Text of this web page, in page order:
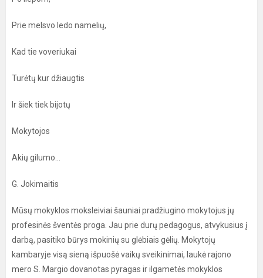
Prie melsvo ledo namelių,
Kad tie voveriukai
Turėtų kur džiaugtis
Ir šiek tiek bijotų
Mokytojos
Akių gilumo...
G. Jokimaitis
Mūsų mokyklos moksleiviai šauniai pradžiugino mokytojus jų
profesinės šventės proga. Jau prie durų pedagogus, atvykusius į
darbą, pasitiko būrys mokinių su glėbiais gėlių. Mokytojų
kambaryje visą sieną išpuošė vaikų sveikinimai, laukė rajono
mero S. Margio dovanotas pyragas ir ilgametės mokyklos